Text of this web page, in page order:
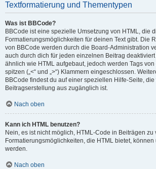
Textformatierung und Thementypen
Was ist BBCode?
BBCode ist eine spezielle Umsetzung von HTML, die
Formatierungsmöglichkeiten für deinen Text gibt. Die
von BBCode werden durch die Board-Administration
auch durch dich für jeden einzelnen Beitrag
ähnlich wie HTML aufgebaut, jedoch werden Tags von
spitzen („<“ und „>“) Klammern eingeschlossen.
BBCode findest du auf einer speziellen Hilfe-Seite,
Beitragserstellung aus zugänglich ist.
Nach oben
Kann ich HTML benutzen?
Nein, es ist nicht möglich, HTML-Code in Beiträgen
Formatierungsmöglichkeiten, die HTML bietet,
werden.
Nach oben